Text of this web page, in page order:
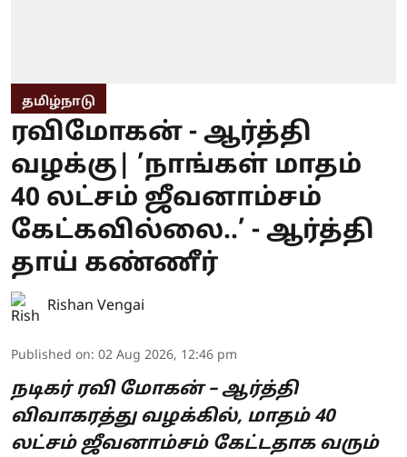
தமிழ்நாடு
ரவிமோகன் - ஆர்த்தி
வழக்கு| ’நாங்கள் மாதம்
40 லட்சம் ஜீவனாம்சம்
கேட்கவில்லை..’ - ஆர்த்தி
தாய் கண்ணீர்
Rishan Vengai
Published on: 02 Aug 2026, 12:46 pm
நடிகர் ரவி மோகன் – ஆர்த்தி
விவாகரத்து வழக்கில், மாதம் 40
லட்சம் ஜீவனாம்சம் கேட்டதாக வரும்